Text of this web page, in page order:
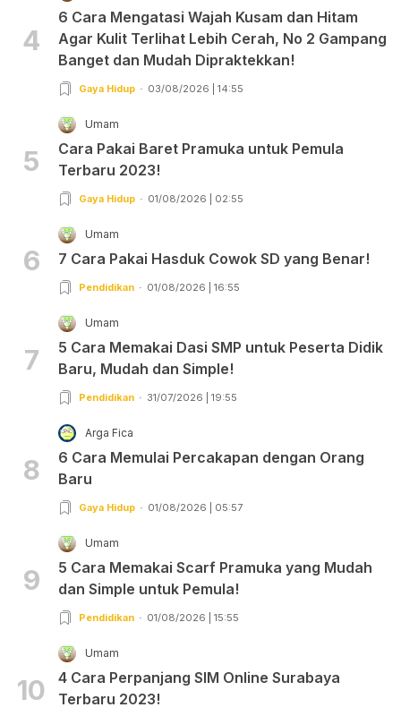
4
6 Cara Mengatasi Wajah Kusam dan Hitam
Agar Kulit Terlihat Lebih Cerah, No 2 Gampang
Banget dan Mudah Dipraktekkan!
Gaya Hidup 03/08/2026 | 14:55
5
Umam
Cara Pakai Baret Pramuka untuk Pemula
Terbaru 2023!
Gaya Hidup 01/08/2026 | 02:55
6
Umam
7 Cara Pakai Hasduk Cowok SD yang Benar!
Pendidikan 01/08/2026 | 16:55
7
Umam
5 Cara Memakai Dasi SMP untuk Peserta Didik
Baru, Mudah dan Simple!
Pendidikan 31/07/2026 | 19:55
8
Arga Fica
6 Cara Memulai Percakapan dengan Orang
Baru
Gaya Hidup 01/08/2026 | 05:57
9
Umam
5 Cara Memakai Scarf Pramuka yang Mudah
dan Simple untuk Pemula!
Pendidikan 01/08/2026 | 15:55
10
Umam
4 Cara Perpanjang SIM Online Surabaya
Terbaru 2023!